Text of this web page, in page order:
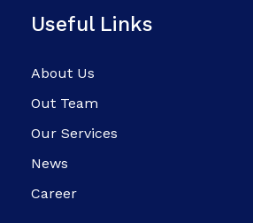
Useful Links
About Us
Out Team
Our Services
News
Career